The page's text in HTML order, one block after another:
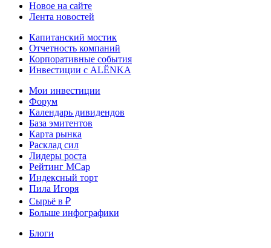
Новое на сайте
Лента новостей
Капитанский мостик
Отчетность компаний
Корпоративные события
Инвестиции с ALЁNKA
Мои инвестиции
Форум
Календарь дивидендов
База эмитентов
Карта рынка
Расклад сил
Лидеры роста
Рейтинг MCap
Индексный торт
Пила Игоря
Сырьё в ₽
Больше инфографики
Блоги